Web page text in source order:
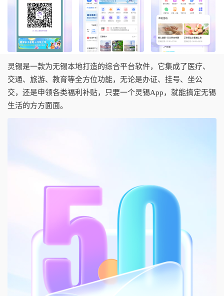
灵锡是一款为无锡本地打造的综合平台软件，它集成了医疗、
交通、旅游、教育等全方位功能，无论是办证、挂号、坐公
交，还是申领各类福利补贴，只要一个灵锡App，就能搞定无锡
生活的方方面面。